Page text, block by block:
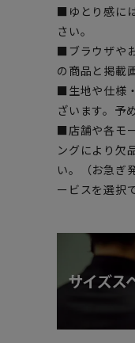
■ゆとり感に
さい。
■ブラウザや
の商品と掲載
■生地や仕様
ざいます。予
■店舗や各モ
ングにより欠
い。（お急ぎ
ービスを選択